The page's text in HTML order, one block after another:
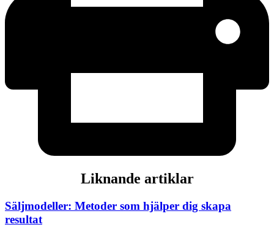
Liknande artiklar
Säljmodeller: Metoder som hjälper dig skapa
resultat